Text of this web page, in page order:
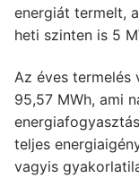
energiát termelt,
heti szinten is 5
Az éves termelés
95,57 MWh, ami
teljes
vagyis